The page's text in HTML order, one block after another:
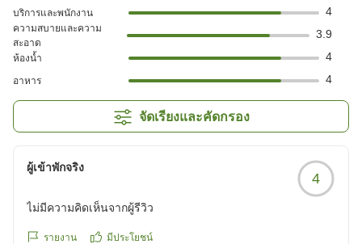
บริการและพนักงาน 4
ความสบายและความ
สะอาด
3.9
ห้องน้ำ 4
อาหาร 4
จัดเรียงและคัดกรอง
ผู้เข้าพักจริง
4
ไม่มีความคิดเห็นจากผู้รีวิว
รายงาน มีประโยชน์